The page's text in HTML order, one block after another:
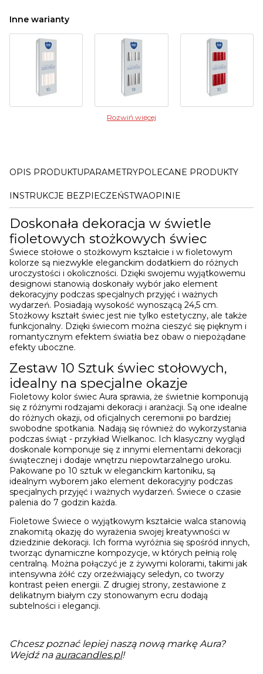
Inne warianty
Rozwiń więcej
OPIS PRODUKTU PARAMETRYPOLECANE PRODUKTY
INSTRUKCJE BEZPIECZEŃSTWAOPINIE
Doskonała dekoracja w świetle
fioletowych stożkowych świec
Świece stołowe o stożkowym kształcie i w fioletowym
kolorze są niezwykle eleganckim dodatkiem do różnych
uroczystości i okoliczności. Dzięki swojemu wyjątkowemu
designowi stanowią doskonały wybór jako element
dekoracyjny podczas specjalnych przyjęć i ważnych
wydarzeń. Posiadają wysokość wynoszącą 24,5 cm.
Stożkowy kształt świec jest nie tylko estetyczny, ale także
funkcjonalny. Dzięki świecom można cieszyć się pięknym i
romantycznym efektem światła bez obaw o niepożądane
efekty uboczne.
Zestaw 10 Sztuk świec stołowych,
idealny na specjalne okazje
Fioletowy kolor świec Aura sprawia, że świetnie komponują
się z różnymi rodzajami dekoracji i aranżacji. Są one idealne
do różnych okazji, od oficjalnych ceremonii po bardziej
swobodne spotkania. Nadają się również do wykorzystania
podczas świąt - przykład Wielkanoc. Ich klasyczny wygląd
doskonale komponuje się z innymi elementami dekoracji
świątecznej i dodaje wnętrzu niepowtarzalnego uroku.
Pakowane po 10 sztuk w eleganckim kartoniku, są
idealnym wyborem jako element dekoracyjny podczas
specjalnych przyjęć i ważnych wydarzeń. Świece o czasie
palenia do 7 godzin każda.
Fioletowe Świece o wyjątkowym kształcie walca stanowią
znakomitą okazję do wyrażenia swojej kreatywności w
dziedzinie dekoracji. Ich forma wyróżnia się spośród innych,
tworząc dynamiczne kompozycje, w których pełnią rolę
centralną. Można połączyć je z żywymi kolorami, takimi jak
intensywna żółć czy orzeźwiający seledyn, co tworzy
kontrast pełen energii. Z drugiej strony, zestawione z
delikatnym białym czy stonowanym ecru dodają
subtelności i elegancji.
Chcesz poznać lepiej naszą nową markę Aura?
Wejdź na auracandles.pl!